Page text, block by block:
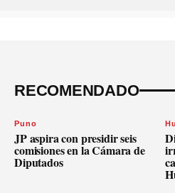
RECOMENDADO
Puno
JP aspira con presidir seis
comisiones en la Cámara de
Diputados